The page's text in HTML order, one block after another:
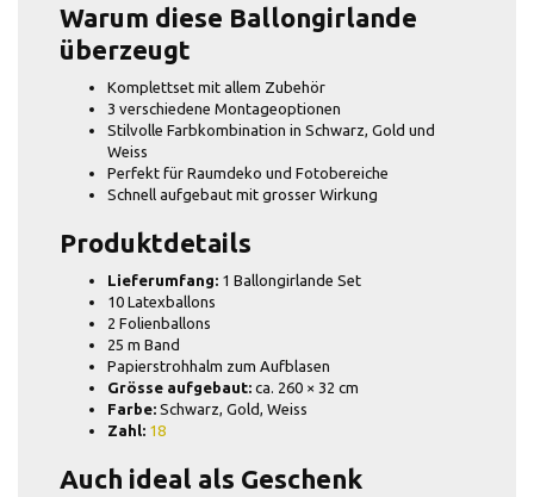
Warum diese Ballongirlande
überzeugt
Komplettset mit allem Zubehör
3 verschiedene Montageoptionen
Stilvolle Farbkombination in Schwarz, Gold und
Weiss
Perfekt für Raumdeko und Fotobereiche
Schnell aufgebaut mit grosser Wirkung
Produktdetails
Lieferumfang: 1 Ballongirlande Set
10 Latexballons
2 Folienballons
25 m Band
Papierstrohhalm zum Aufblasen
Grösse aufgebaut: ca. 260 × 32 cm
Farbe: Schwarz, Gold, Weiss
Zahl: 18
Auch ideal als Geschenk